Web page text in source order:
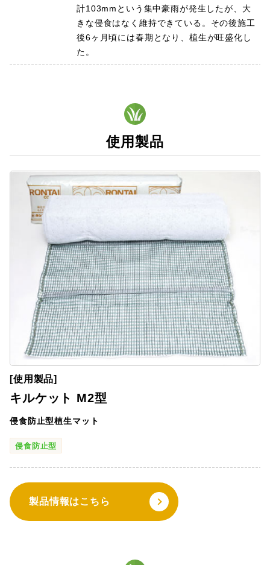
計103mmという集中豪雨が発生したが、大
きな侵食はなく維持できている。その後施工
後6ヶ月頃には春期となり、植生が旺盛化し
た。
使用製品
[使用製品]
キルケット M2型
侵食防止型植生マット
侵食防止型
製品情報はこちら